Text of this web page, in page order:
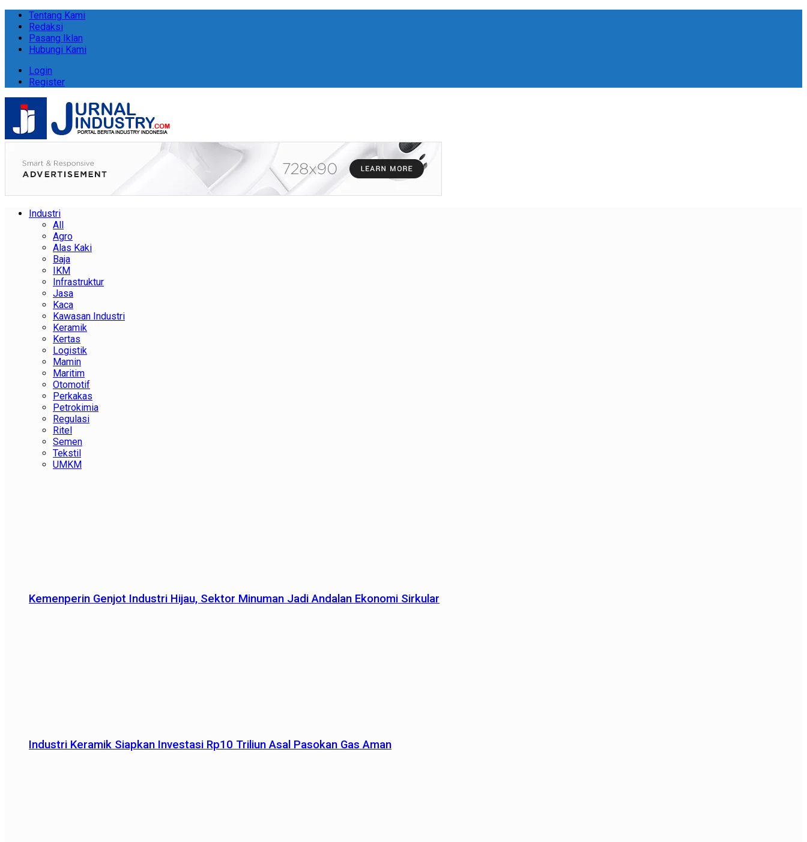
Tentang Kami
Redaksi
Pasang Iklan
Hubungi Kami
Login
Register
Industri
All
Agro
Alas Kaki
Baja
IKM
Infrastruktur
Jasa
Kaca
Kawasan Industri
Keramik
Kertas
Logistik
Mamin
Maritim
Otomotif
Perkakas
Petrokimia
Regulasi
Ritel
Semen
Tekstil
UMKM
Kemenperin Genjot Industri Hijau, Sektor Minuman Jadi Andalan Ekonomi Sirkular
Industri Keramik Siapkan Investasi Rp10 Triliun Asal Pasokan Gas Aman